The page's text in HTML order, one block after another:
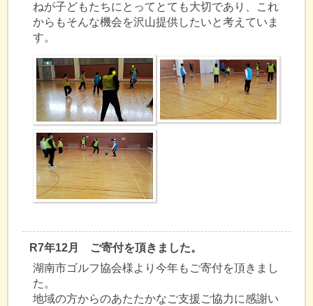
ねが子どもたちにとってとても大切であり、これ
からもそんな機会を沢山提供したいと考えていま
す。
R7年12月 ご寄付を頂きました。
湖南市ゴルフ協会様より今年もご寄付を頂きまし
た。
地域の方からのあたたかなご支援ご協力に感謝い